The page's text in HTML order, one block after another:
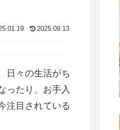
2025.09.13
日々の生活がち
ったり、お手入
注目されている